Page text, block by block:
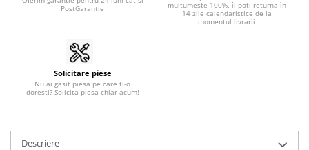
PostGarantie
multumeste 100%, îl poti returna în
14 zile calendaristice de la
momentul livrarii
Solicitare piese
Nu ai gasit piesa pe care ti-o
doresti? Solicita piesa chiar acum!
Descriere